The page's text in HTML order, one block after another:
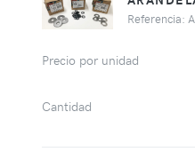
Referencia:
Precio por unidad
Cantidad